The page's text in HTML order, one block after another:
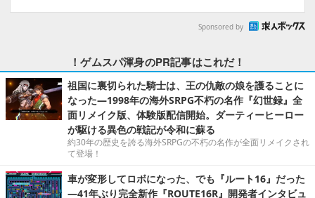
Sponsored by
！ゲムスパ渾身のPR記事はこれだ！
祖国に裏切られた騎士は、王の仇敵の娘を護ることに
なった―1998年の海外SRPG不朽の名作『幻世録』全
面リメイク版、体験版配信開始。ダーティーヒーロー
が駆ける異色の戦記が令和に蘇る
約30年の歴史を誇る海外SRPGの不朽の名作が全面リメイクされ
て登場！
車が変形してロボになった、でも『ルート16』だった
―41年ぶり完全新作『ROUTE16R』開発者インタビュ